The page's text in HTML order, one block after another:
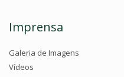
Imprensa
Galeria de Imagens
Vídeos